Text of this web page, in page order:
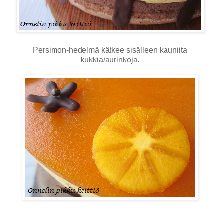
Persimon-hedelmä kätkee sisälleen kauniita
kukkia/aurinkoja.